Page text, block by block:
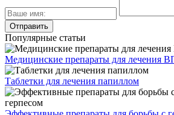
Популярные статьи
Медицинские препараты для лечения
Таблетки для лечения папиллом